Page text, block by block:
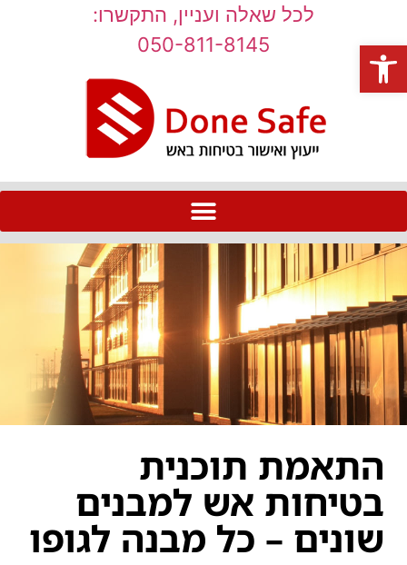
פתח סרגל נגישות
לכל שאלה ועניין, התקשרו:
050-811-8145
התאמת תוכנית
בטיחות אש למבנים
שונים – כל מבנה לגופו